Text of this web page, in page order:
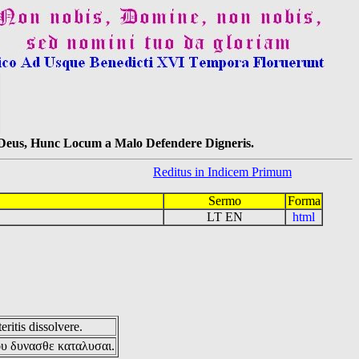
Hunc Locum a Malo Defendere Digneris.
Reditus in Indicem Primum
Sermo
Forma
LT EN html
dissolvere.
δυνασθε καταλυσαι.